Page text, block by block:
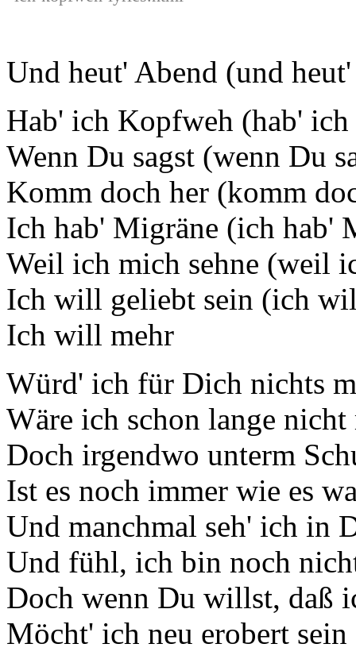
Und heut' Abend (und
Hab' ich Kopfweh (hab'
Wenn Du sagst (wenn Du
Komm doch her (komm
Ich hab' Migräne (ich hab'
Weil ich mich sehne (weil
Ich will geliebt sein (ich
Ich will mehr
Würd' ich für Dich nichts
Wäre ich schon lange nicht
Doch irgendwo unterm
Ist es noch immer wie es
Und manchmal seh' ich in
Und fühl, ich bin noch
Doch wenn Du willst, daß
Möcht' ich neu erobert sein